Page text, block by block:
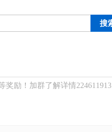
奖励！加群了解详情224611913